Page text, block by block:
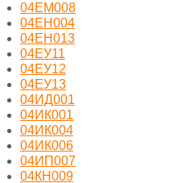
04ЕМ008
04ЕН004
04ЕН013
04ЕУ11
04ЕУ12
04ЕУ13
04ИД001
04ИК001
04ИК004
04ИК006
04ИП007
04КН009